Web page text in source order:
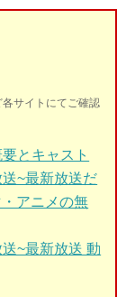
サイトにてご確認
とキャスト
~最新放送だ
アニメの無
~最新放送 動